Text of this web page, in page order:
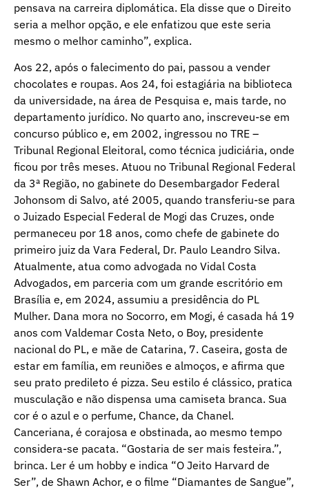
pensava na carreira diplomática. Ela disse que o Direito
seria a melhor opção, e ele enfatizou que este seria
mesmo o melhor caminho”, explica.
Aos 22, após o falecimento do pai, passou a vender
chocolates e roupas. Aos 24, foi estagiária na biblioteca
da universidade, na área de Pesquisa e, mais tarde, no
departamento jurídico. No quarto ano, inscreveu-se em
concurso público e, em 2002, ingressou no TRE –
Tribunal Regional Eleitoral, como técnica judiciária, onde
ficou por três meses. Atuou no Tribunal Regional Federal
da 3ª Região, no gabinete do Desembargador Federal
Johonsom di Salvo, até 2005, quando transferiu-se para
o Juizado Especial Federal de Mogi das Cruzes, onde
permaneceu por 18 anos, como chefe de gabinete do
primeiro juiz da Vara Federal, Dr. Paulo Leandro Silva.
Atualmente, atua como advogada no Vidal Costa
Advogados, em parceria com um grande escritório em
Brasília e, em 2024, assumiu a presidência do PL
Mulher. Dana mora no Socorro, em Mogi, é casada há 19
anos com Valdemar Costa Neto, o Boy, presidente
nacional do PL, e mãe de Catarina, 7. Caseira, gosta de
estar em família, em reuniões e almoços, e afirma que
seu prato predileto é pizza. Seu estilo é clássico, pratica
musculação e não dispensa uma camiseta branca. Sua
cor é o azul e o perfume, Chance, da Chanel.
Canceriana, é corajosa e obstinada, ao mesmo tempo
considera-se pacata. “Gostaria de ser mais festeira.”,
brinca. Ler é um hobby e indica “O Jeito Harvard de
Ser”, de Shawn Achor, e o filme “Diamantes de Sangue”,